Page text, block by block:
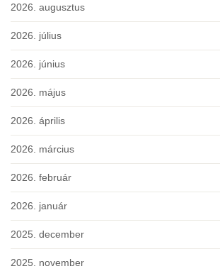
2026. augusztus
2026. július
2026. június
2026. május
2026. április
2026. március
2026. február
2026. január
2025. december
2025. november